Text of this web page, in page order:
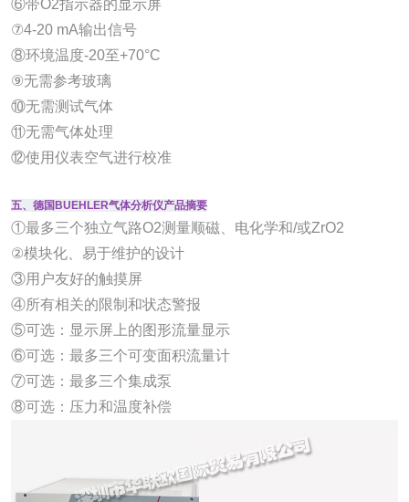
⑥带O2指示器的显示屏
⑦4-20 mA输出信号
⑧环境温度-20至+70°C
⑨无需参考玻璃
⑩无需测试气体
⑪无需气体处理
⑫使用仪表空气进行校准
五、德国BUEHLER气体分析仪产品摘要
①最多三个独立气路O2测量顺磁、电化学和/或ZrO2
②模块化、易于维护的设计
③用户友好的触摸屏
④所有相关的限制和状态警报
⑤可选：显示屏上的图形流量显示
⑥可选：最多三个可变面积流量计
⑦可选：最多三个集成泵
⑧可选：压力和温度补偿